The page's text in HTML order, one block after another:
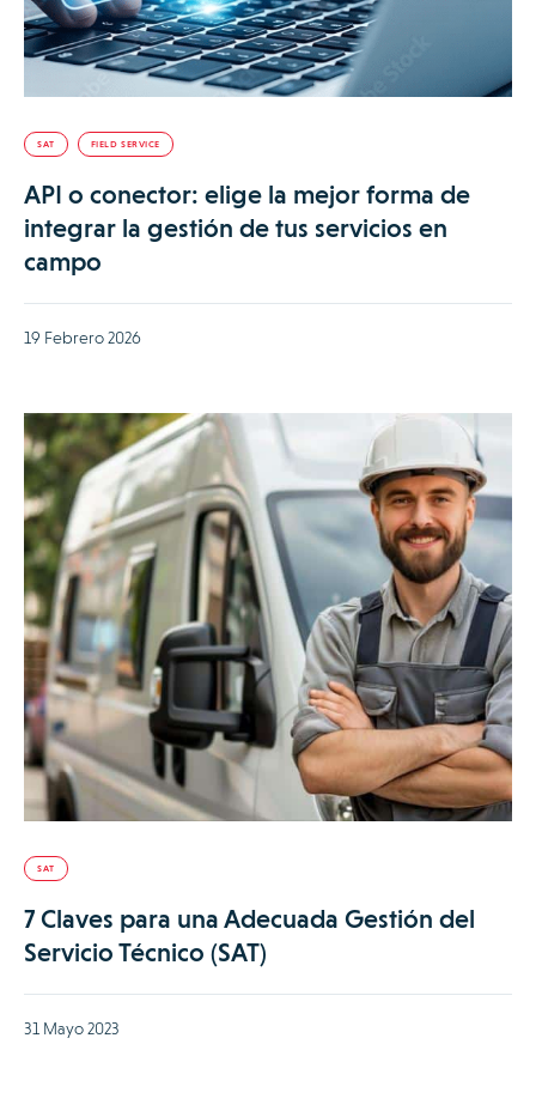
SAT FIELD SERVICE
API o conector: elige la mejor forma de
integrar la gestión de tus servicios en
campo
19 Febrero 2026
SAT
7 Claves para una Adecuada Gestión del
Servicio Técnico (SAT)
31 Mayo 2023